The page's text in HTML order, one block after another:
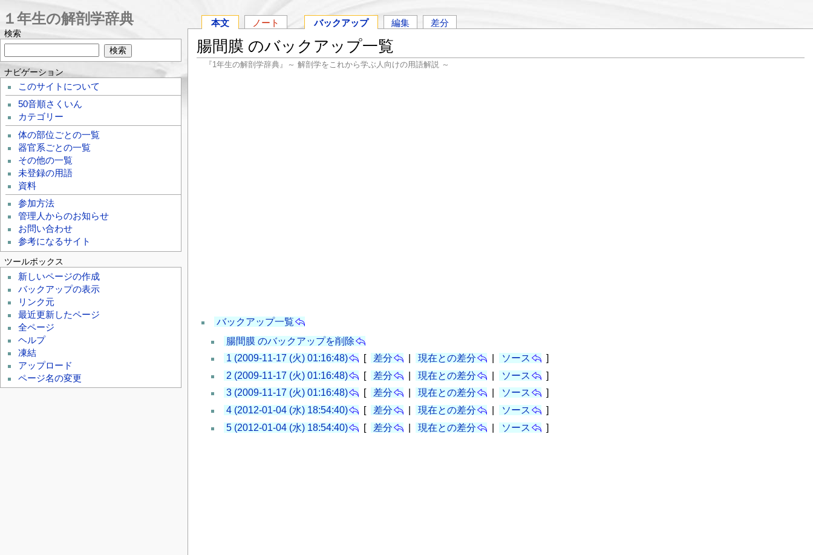
本文 ノート バックアップ 編集 差分
腸間膜 のバックアップ一覧
『1年生の解剖学辞典』～ 解剖学をこれから学ぶ人向けの用語解説 ～
バックアップ一覧
腸間膜 のバックアップを削除
1 (2009-11-17 (火) 01:16:48)
[ 差分 現在との差分 ソース
]
2 (2009-11-17 (火) 01:16:48)
[ 差分 現在との差分 ソース
]
3 (2009-11-17 (火) 01:16:48)
[ 差分 現在との差分 ソース
]
4 (2012-01-04 (水) 18:54:40)
[ 差分 現在との差分 ソース
]
5 (2012-01-04 (水) 18:54:40)
[ 差分 現在との差分 ソース ]
１年生の解剖学辞典
検索
ナビゲーション
このサイトについて
50音順さくいん
カテゴリー
体の部位ごとの一覧
器官系ごとの一覧
その他の一覧
未登録の用語
資料
参加方法
管理人からのお知らせ
お問い合わせ
参考になるサイト
ツールボックス
新しいページの作成
バックアップの表示
リンク元
最近更新したページ
全ページ
ヘルプ
凍結
アップロード
ページ名の変更